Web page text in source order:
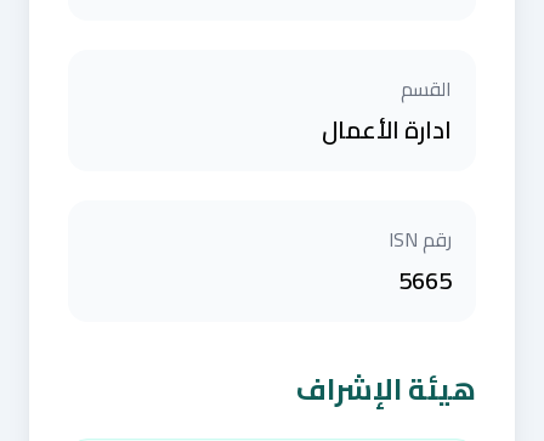
القسم
ادارة الأعمال
رقم ISN
5665
هيئة الإشراف